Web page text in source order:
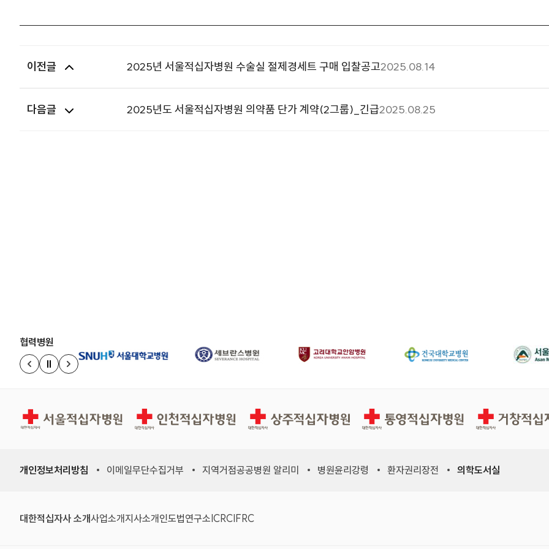
이전글 2025년 서울적십자병원 수술실 절제경세트 구매 입찰공고2025.08.14
다음글 2025년도 서울적십자병원 의약품 단가 계약(2그룹)_긴급2025.08.25
협력병원
이전 슬라이드
정지
다음 슬라이드
서울적십자병원 인천적십자병원 상주적십자병원 통영적십자병원 거창적십자병원
개인정보처리방침 이메일무단수집거부 지역거점공공병원 알리미 병원윤리강령 환자권리장전 의학도서실
대한적십자사 소개(새 창)
사업소개(새 창)
지사소개 (새 창)
인도법연구소(새 창)
ICRC(국제적십자위원회, 새 창)
IFRC(국제적십자사연맹, 새 창)